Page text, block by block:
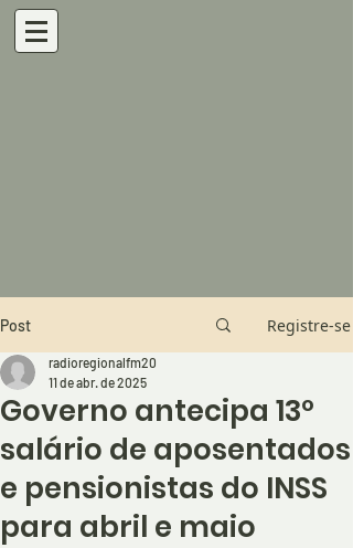
Post Registre-se
Governo antecipa 13º
salário de aposentados
e pensionistas do INSS
para abril e maio
radioregionalfm20
11 de abr. de 2025